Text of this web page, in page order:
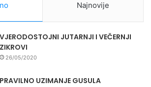
Najnovije
VJERODOSTOJNI JUTARNJI I VEČERNJI
ZIKROVI
26/05/2020
PRAVILNO UZIMANJE GUSULA